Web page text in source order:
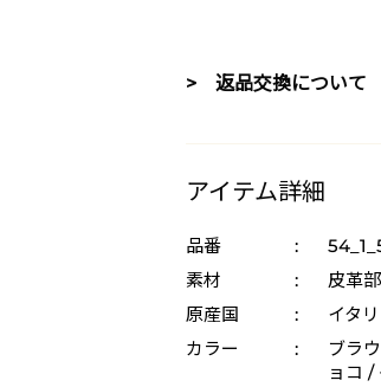
> 返品交換について
アイテム詳細
品番 :
素材
:
皮革
原産国
:
イタ
カラー
:
ブラ
ョコ /